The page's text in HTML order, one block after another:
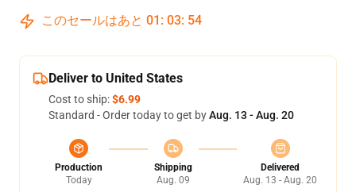
このセールはあと 01 : 03: 54
Deliver to United States
Cost to ship:$6.99
Standard - Order today to get byAug. 13 - Aug. 20
Production
Today
Shipping
Aug. 09
Delivered
Aug. 13 - Aug. 20